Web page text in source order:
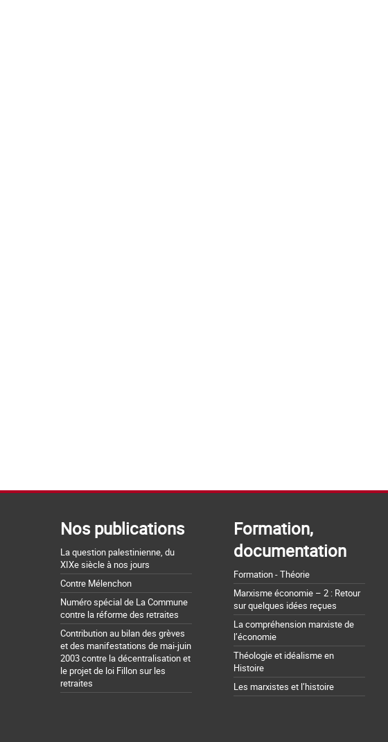
Nos publications
La question palestinienne, du
XIXe siècle à nos jours
Contre Mélenchon
Numéro spécial de La Commune
contre la réforme des retraites
Contribution au bilan des grèves
et des manifestations de mai-juin
2003 contre la décentralisation et
le projet de loi Fillon sur les
retraites
Formation,
documentation
Formation - Théorie
Marxisme économie – 2 : Retour
sur quelques idées reçues
La compréhension marxiste de
l’économie
Théologie et idéalisme en
Histoire
Les marxistes et l’histoire